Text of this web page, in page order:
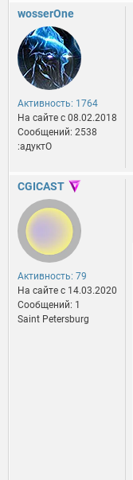
wosserOne
Активность: 1764
На сайте c 08.02.2018
Сообщений: 2538
:адуктО
CGICAST
Активность: 79
На сайте c 14.03.2020
Сообщений: 1
Saint Petersburg